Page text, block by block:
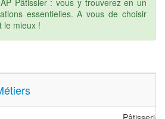
Pâtissier : vous y trouverez en un
essentielles. A vous de choisir
le mieux !